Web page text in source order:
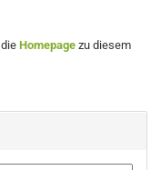
Homepage zu diesem